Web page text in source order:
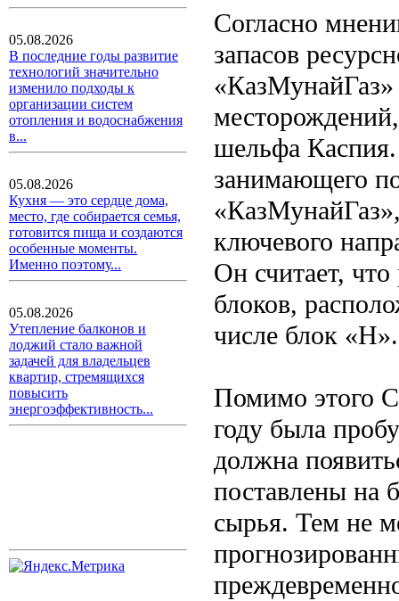
05.08.2026
В последние годы развитие
технологий значительно
изменило подходы к
организации систем
отопления и водоснабжения
в...
05.08.2026
Кухня — это сердце дома,
место, где собирается семья,
готовится пища и создаются
особенные моменты.
Именно поэтому...
05.08.2026
Утепление балконов и
лоджий стало важной
задачей для владельцев
квартир, стремящихся
повысить
энергоэффективность...
Согласно
запасов
«КазМунайГаз»
шельфа
занимающего
«КазМунайГаз»,
ключевого
Он считает,
блоков,
числе блок «Н».
Помимо этого
году была
должна
поставлены на
сырья. Тем не